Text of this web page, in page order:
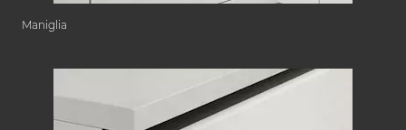
Maniglia